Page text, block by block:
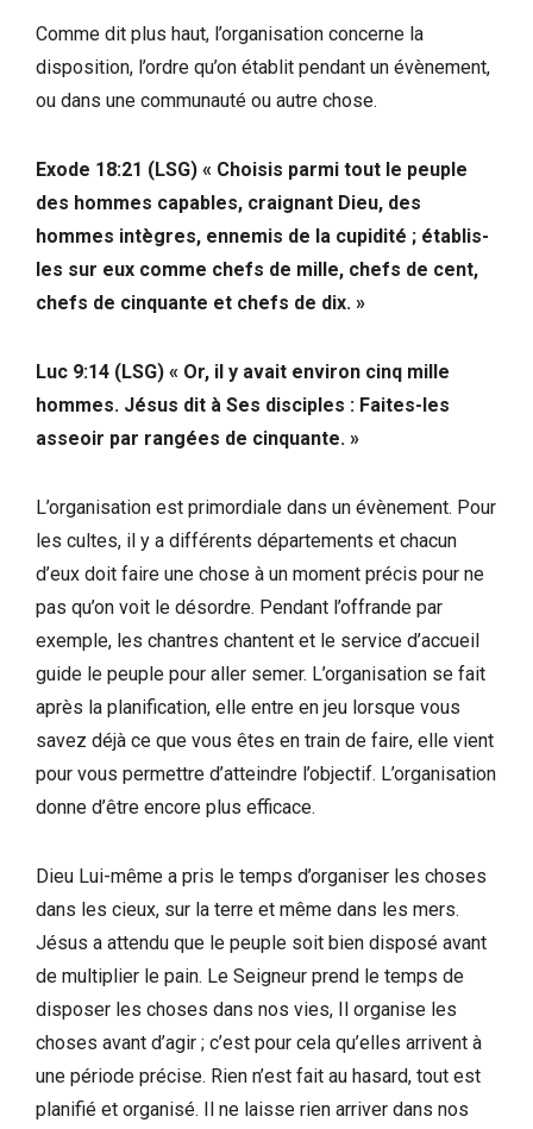
Comme dit plus haut, l’organisation concerne la
disposition, l’ordre qu’on établit pendant un évènement,
ou dans une communauté ou autre chose.
Exode 18:21 (LSG) « Choisis parmi tout le peuple
des hommes capables, craignant Dieu, des
hommes intègres, ennemis de la cupidité ; établis-
les sur eux comme chefs de mille, chefs de cent,
chefs de cinquante et chefs de dix. »
Luc 9:14 (LSG) « Or, il y avait environ cinq mille
hommes. Jésus dit à Ses disciples : Faites-les
asseoir par rangées de cinquante. »
L’organisation est primordiale dans un évènement. Pour
les cultes, il y a différents départements et chacun
d’eux doit faire une chose à un moment précis pour ne
pas qu’on voit le désordre. Pendant l’offrande par
exemple, les chantres chantent et le service d’accueil
guide le peuple pour aller semer. L’organisation se fait
après la planification, elle entre en jeu lorsque vous
savez déjà ce que vous êtes en train de faire, elle vient
pour vous permettre d’atteindre l’objectif. L’organisation
donne d’être encore plus efficace.
Dieu Lui-même a pris le temps d’organiser les choses
dans les cieux, sur la terre et même dans les mers.
Jésus a attendu que le peuple soit bien disposé avant
de multiplier le pain. Le Seigneur prend le temps de
disposer les choses dans nos vies, Il organise les
choses avant d’agir ; c’est pour cela qu’elles arrivent à
une période précise. Rien n’est fait au hasard, tout est
planifié et organisé. Il ne laisse rien arriver dans nos